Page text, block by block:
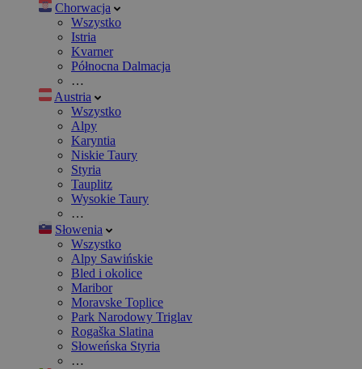
Chorwacja
Wszystko
Istria
Kvarner
Północna Dalmacja
…
Austria
Wszystko
Alpy
Karyntia
Niskie Taury
Styria
Tauplitz
Wysokie Taury
…
Słowenia
Wszystko
Alpy Sawińskie
Bled i okolice
Maribor
Moravske Toplice
Park Narodowy Triglav
Rogaška Slatina
Słoweńska Styria
…